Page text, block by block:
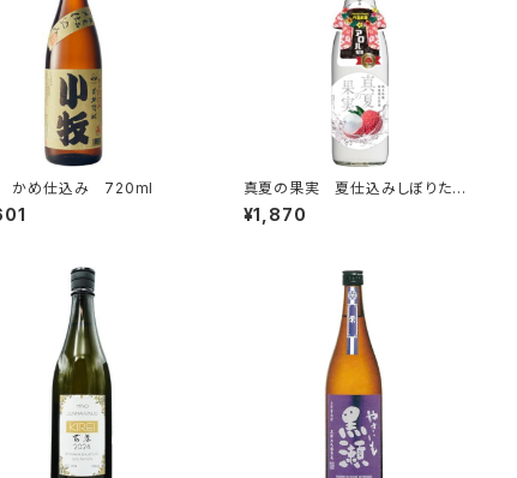
かめ仕込み 720ml
真夏の果実 夏仕込みしぼりた
て 純米吟醸 無濾過生原酒 7
20ml
¥1,870